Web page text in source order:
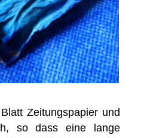
Zeitungspapier und
so dass eine lange